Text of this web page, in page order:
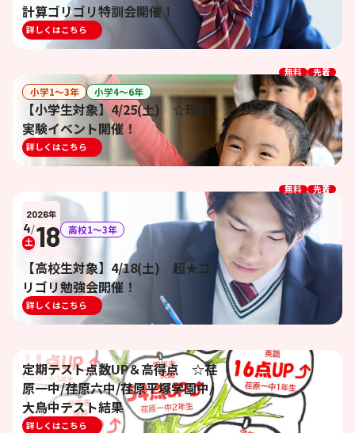
計算ゴリゴリ特訓会開催！
詳しくはこちら
小学1〜3年 小学4〜6年
【小学生対象】4/25(土) ☆理科
実験イベント開催！
詳しくはこちら
無料 先着
2026年
4/18
土
高校1〜3年
【高校生対象】4/18(土) 超★ゴ
リゴリ勉強会開催！
詳しくはこちら
無料 先着
定期テスト点数UP＆高得点 ☆荏
原一中/荏原六中/荏原平塚学園中/
大鳥中テスト結果
詳しくはこちら